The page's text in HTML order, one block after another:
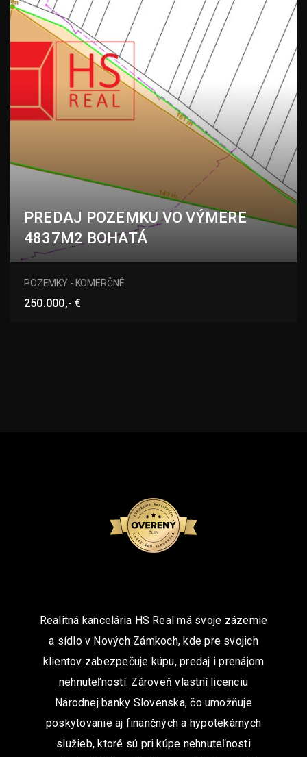
PREDAJ POZEMKU VO VÝMERE
4837M2 BOHATÁ
Bohatá, Hurbanovo
POZEMKY - KOMERČNÉ
250.000,- €
Realitná kancelária HS Real má svoje zázemie
a sídlo v Nových Zámkoch, kde pre svojich
klientov zabezpečuje kúpu, predaj i prenájom
nehnuteľností. Zároveň vlastní licenciu
Národnej banky Slovenska, čo umožňuje
poskytovanie aj finančných a hypotekárnych
služieb, ktoré sú pri kúpe nehnuteľnosti